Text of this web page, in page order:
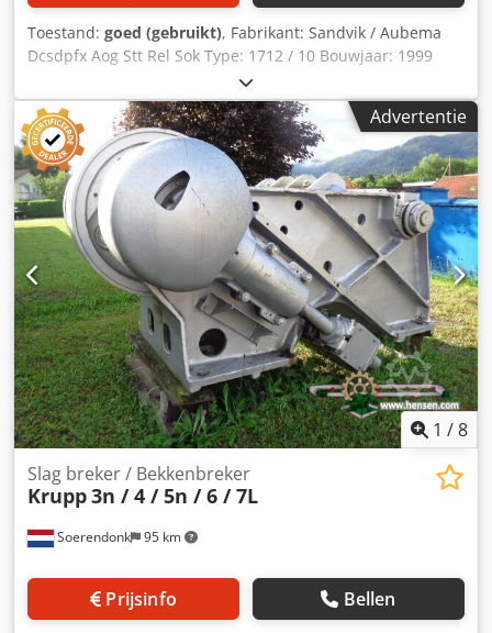
Toestand: goed (gebruikt), Fabrikant: Sandvik / Aubema
Dcsdpfx Aog Stt Rel Sok Type: 1712 / 10 Bouwjaar: 1999
Mach. Nr.: 8519 Rotor Dia.: 1.200mm Rotor Breedte:
1.000mm Inclusief aandrijving Bekijk het PDF-Document
hier onder voor meer specifieke informatie.
Advertentie
1 /8
Soerendonk 95 km
Slag breker / Bekkenbreker
Krupp3n / 4 / 5n / 6 / 7L
Prijsinfo Bellen